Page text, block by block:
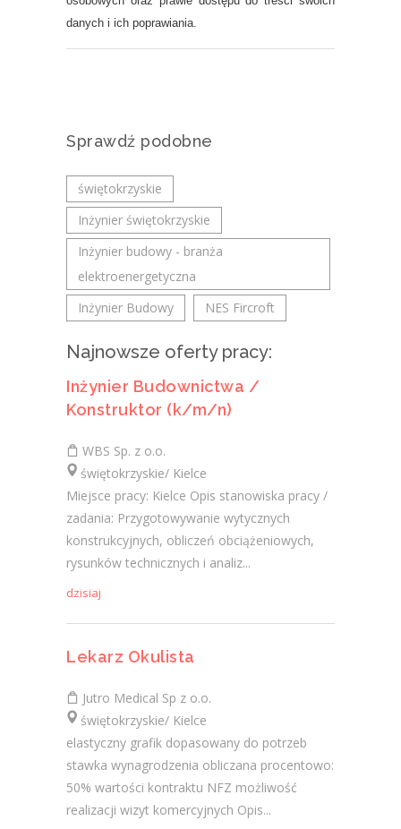
danych i ich poprawiania.
Sprawdź podobne
świętokrzyskie
Inżynier świętokrzyskie
Inżynier budowy - branża
elektroenergetyczna
Inżynier Budowy
NES Fircroft
Najnowsze oferty pracy:
Inżynier Budownictwa /
Konstruktor (k/m/n)
WBS Sp. z o.o.
świętokrzyskie/ Kielce
Miejsce pracy: Kielce Opis stanowiska pracy /
zadania: Przygotowywanie wytycznych
konstrukcyjnych, obliczeń obciążeniowych,
rysunków technicznych i analiz...
dzisiaj
Lekarz Okulista
Jutro Medical Sp z o.o.
świętokrzyskie/ Kielce
elastyczny grafik dopasowany do potrzeb
stawka wynagrodzenia obliczana procentowo:
50% wartości kontraktu NFZ możliwość
realizacji wizyt komercyjnych Opis...